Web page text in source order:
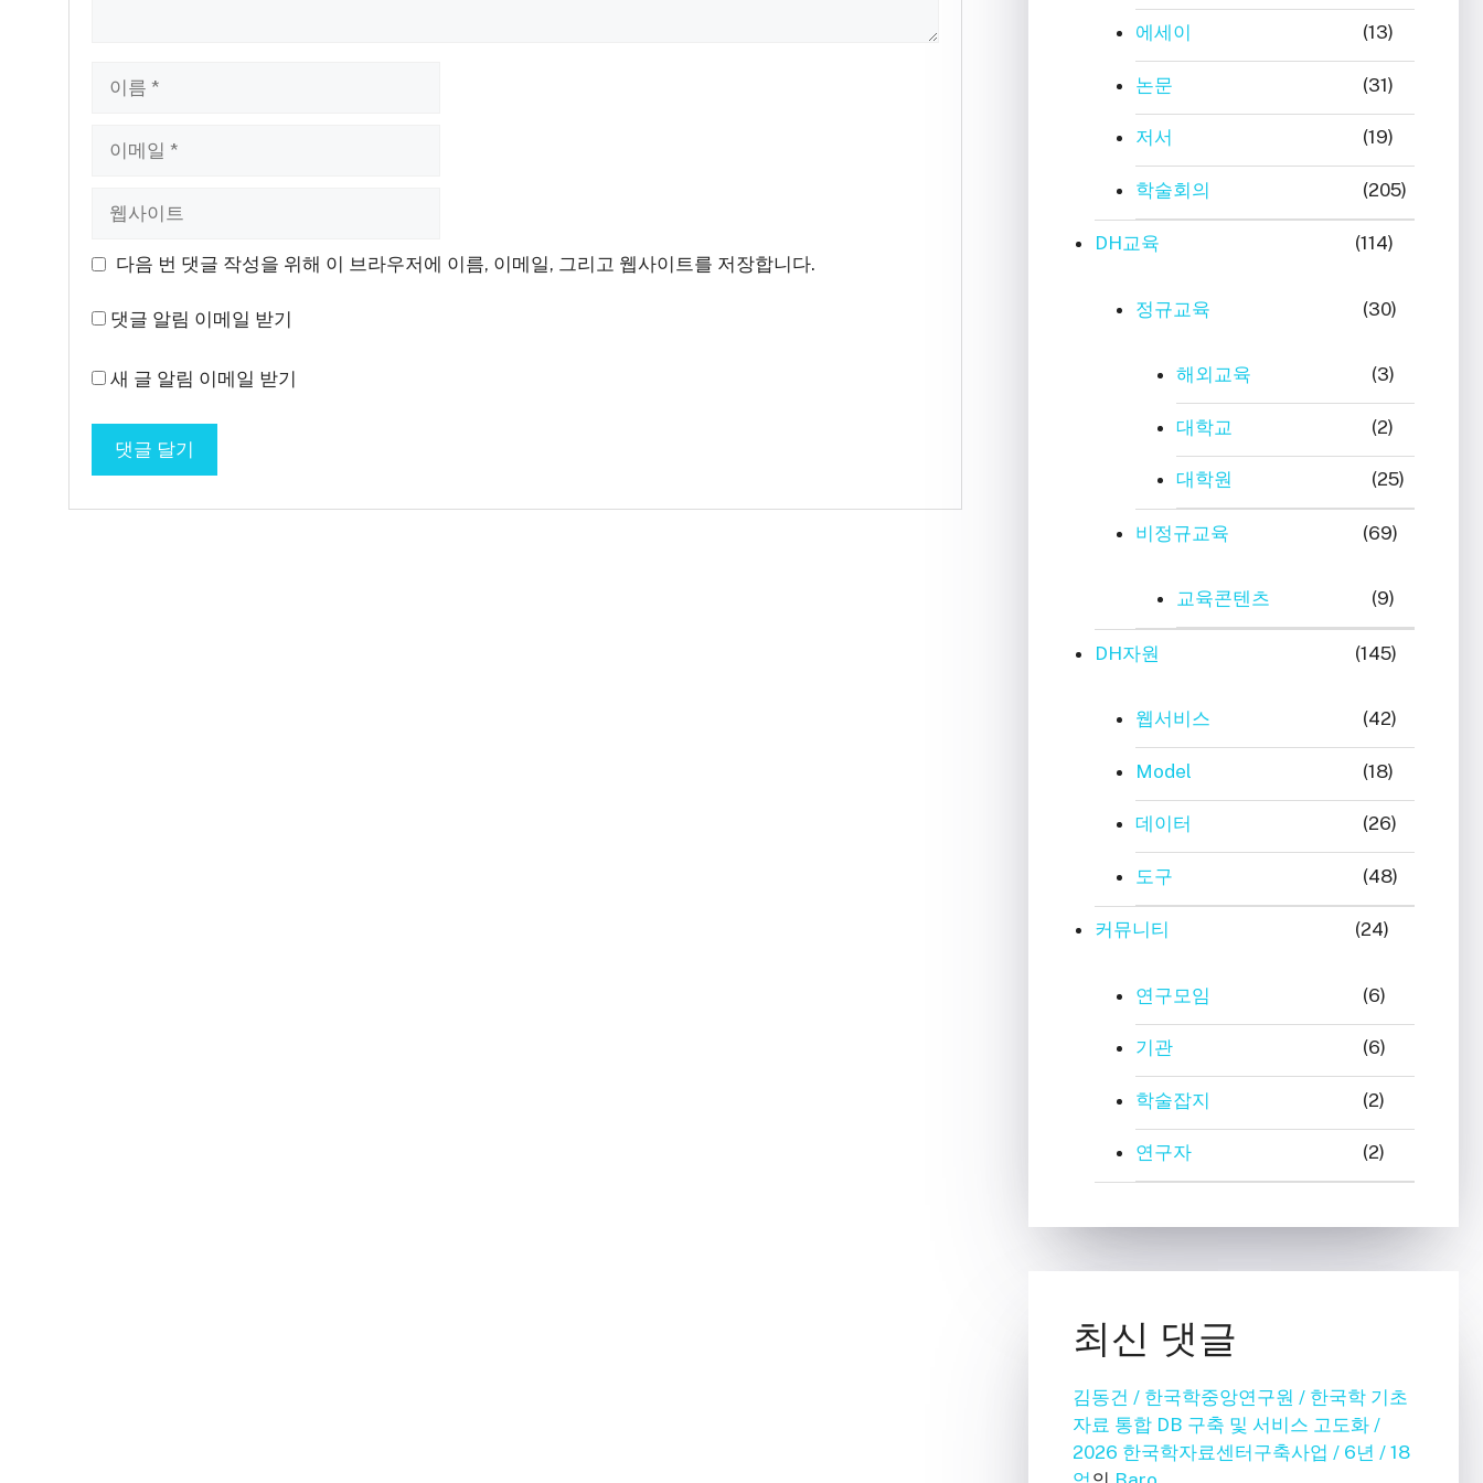
이 다음 번 댓글 작성을 위해 이 브라우저에 이름, 이메일, 그리고 웹사이트를 저장합니다.
댓글 알림 이메일 받기
새 글 알림 이메일 받기
에세이 (13)
논문 (31)
저서 (19)
학술회의 (205)
DH교육 (114)
정규교육 (30)
해외교육 (3)
대학교 (2)
대학원 (25)
비정규교육 (69)
교육콘텐츠 (9)
DH자원 (145)
웹서비스 (42)
Model (18)
데이터 (26)
도구 (48)
커뮤니티 (24)
연구모임 (6)
기관 (6)
학술잡지 (2)
연구자 (2)
최신 댓글
김동건 / 한국학중앙연구원 / 한국학 기초
자료 통합 DB 구축 및 서비스 고도화 /
2026 한국학자료센터구축사업 / 6년 / 18